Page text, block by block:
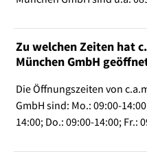
Zu welchen Zeiten hat
München GmbH
Die Öffnungszeiten von
GmbH sind: Mo.: 09:00-
14:00; Do.: 09:00-14:00; Fr.: